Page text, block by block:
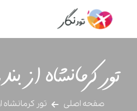
تور کرمانشاه
صفحه اصلی تور